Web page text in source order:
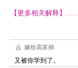
【更多相关解释】......